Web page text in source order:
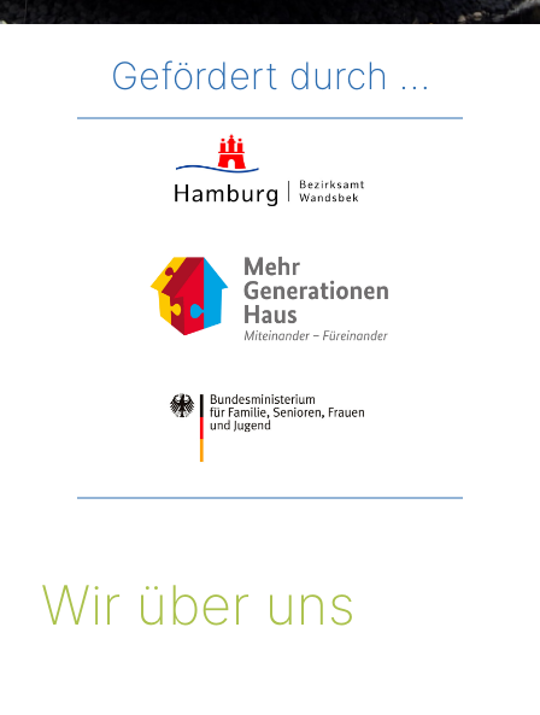
Gefördert durch …
Wir über uns